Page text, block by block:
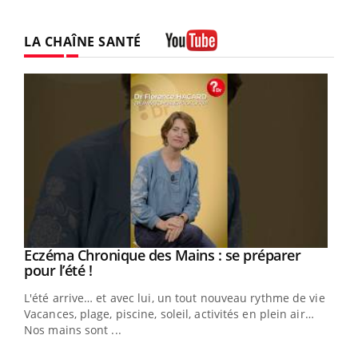
LA CHAÎNE SANTÉ
Youtube
Eczéma Chronique des Mains : se préparer
pour l’été !Youtube
L'été arrive… et avec lui, un tout nouveau rythme de vie !
Vacances, plage, piscine, soleil, activités en plein air…
Nos mains sont ...